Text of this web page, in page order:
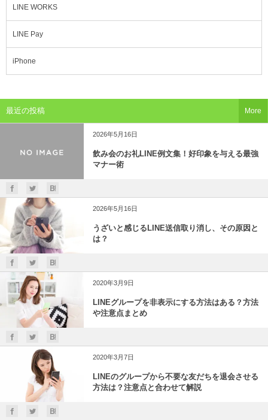
LINE WORKS
LINE Pay
iPhone
最近の投稿
2026年5月16日
飲み会のお礼LINE例文集！好印象を与える最強
マナー術
2026年5月16日
うざいと感じるLINE送信取り消し、その原因と
は？
2020年3月9日
LINEグループを非表示にする方法はある？方法
や注意点まとめ
2020年3月7日
LINEのグループから不要な友だちを退会させる
方法は？注意点と合わせて解説
More